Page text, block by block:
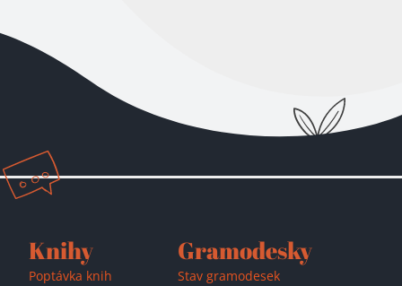
Knihy
Poptávka knih
Gramodesky
Stav gramodesek